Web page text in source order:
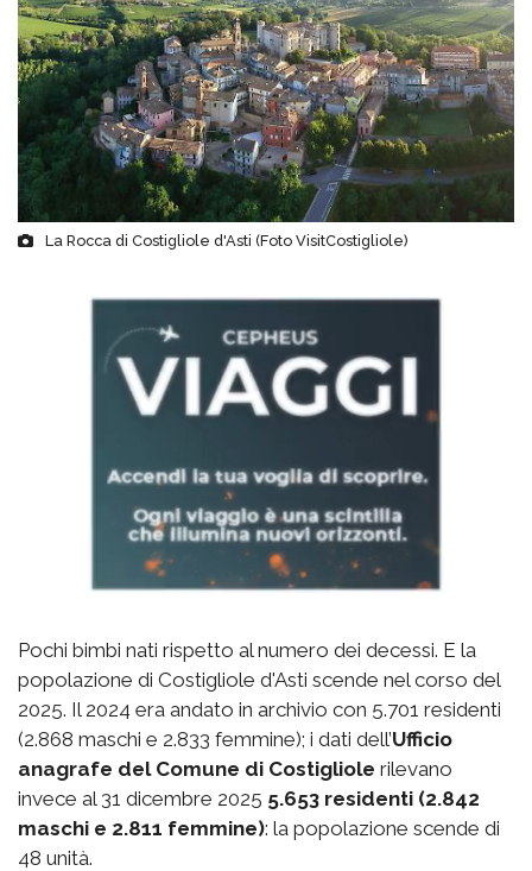
La Rocca di Costigliole d'Asti (Foto VisitCostigliole)
Pochi bimbi nati rispetto al numero dei decessi. E la
popolazione di Costigliole d'Asti scende nel corso del
2025. Il 2024 era andato in archivio con 5.701 residenti
(2.868 maschi e 2.833 femmine); i dati dell’Ufficio
anagrafe del Comune di Costigliole rilevano
invece al 31 dicembre 2025 5.653 residenti (2.842
maschi e 2.811 femmine): la popolazione scende di
48 unità.